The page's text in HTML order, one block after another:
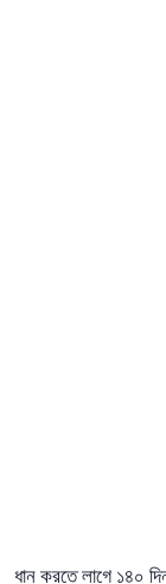
ধান করতে লাগে ১৪০